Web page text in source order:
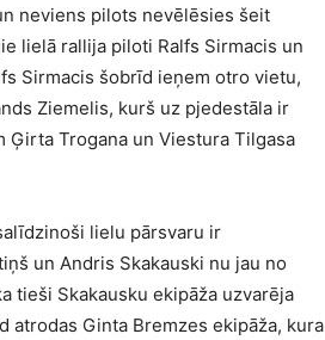
neviens pilots nevēlēsies šeit
lielā rallija piloti Ralfs Sirmacis un
Sirmacis šobrīd ieņem otro vietu,
Ziemelis, kurš uz pjedestāla ir
Trogana un Viestura Tilgasa
lielu pārsvaru ir
un Andris Skakauski nu jau no
tieši Skakausku ekipāža uzvarēja
atrodas Ginta Bremzes ekipāža, kura